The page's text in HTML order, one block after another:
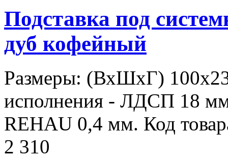
Подставка под
дуб кофейный
Размеры: (ВхШхГ)
исполнения - ЛДСП 18
REHAU 0,4 мм. Код
2 310